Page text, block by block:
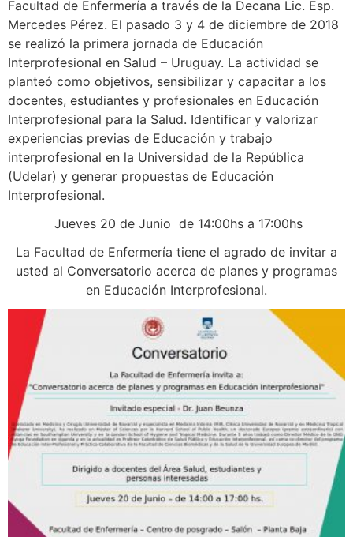
Facultad de Enfermería a través de la Decana Lic. Esp.
Mercedes Pérez. El pasado 3 y 4 de diciembre de 2018
se realizó la primera jornada de Educación
Interprofesional en Salud – Uruguay. La actividad se
planteó como objetivos, sensibilizar y capacitar a los
docentes, estudiantes y profesionales en Educación
Interprofesional para la Salud. Identificar y valorizar
experiencias previas de Educación y trabajo
interprofesional en la Universidad de la República
(Udelar) y generar propuestas de Educación
Interprofesional.
Jueves 20 de Junio de 14:00hs a 17:00hs
La Facultad de Enfermería tiene el agrado de invitar a
usted al Conversatorio acerca de planes y programas
en Educación Interprofesional.